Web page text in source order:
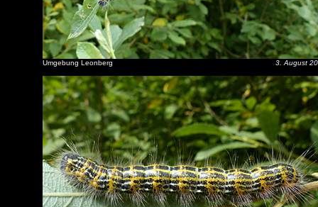
Umgebung Leonberg 3. August